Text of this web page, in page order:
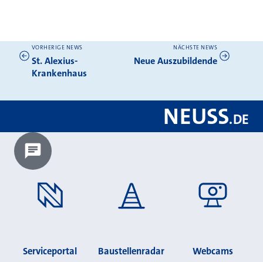
Weitere News
VORHERIGE NEWS
St. Alexius-
Krankenhaus
NÄCHSTE NEWS
Neue Auszubildende
NEUSS.DE
Chatbot laden?
Serviceportal Baustellenradar Webcams